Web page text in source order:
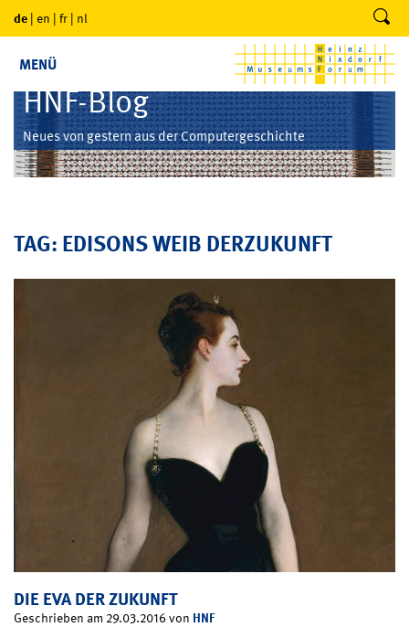
de | en | fr | nl
MENÜ
HNF-Blog
Neues von gestern aus der Computergeschichte
TAG: EDISONS WEIB DERZUKUNFT
DIE EVA DER ZUKUNFT
Geschrieben am 29.03.2016 von HNF